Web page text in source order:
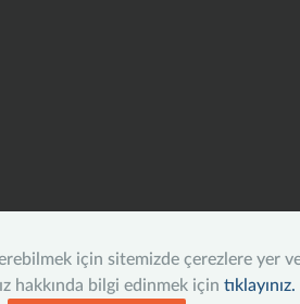
için sitemizde çerezlere yer
hakkında bilgi edinmek için tıklayınız.